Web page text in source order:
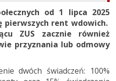
od 1 lipca 2025
pierwszych rent wdowich.
ZUS zacznie również
przyznania lub odmowy
dwóch świadczeń: 100%